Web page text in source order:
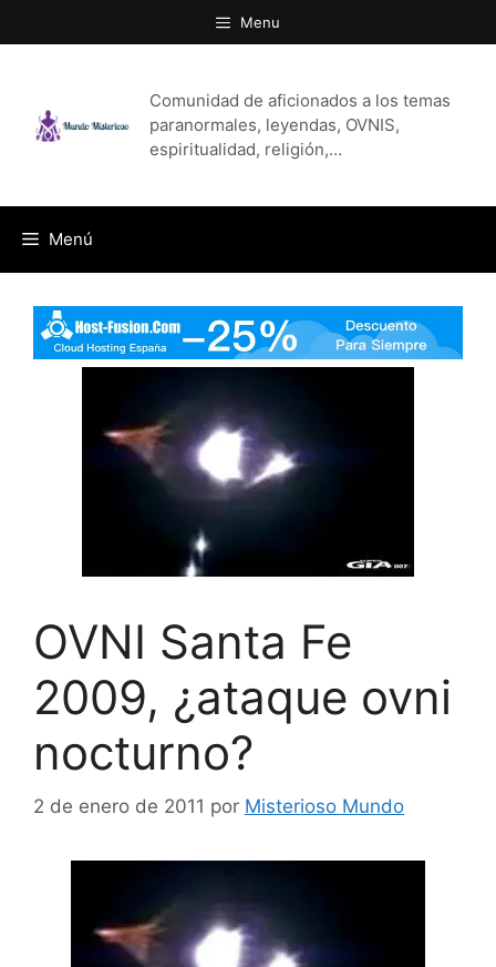
al
Menu
Comunidad de aficionados a los temas
paranormales, leyendas, OVNIS,
espiritualidad, religión,…
Menú
OVNI Santa Fe
2009, ¿ataque ovni
nocturno?
2 de enero de 2011 por Misterioso Mundo